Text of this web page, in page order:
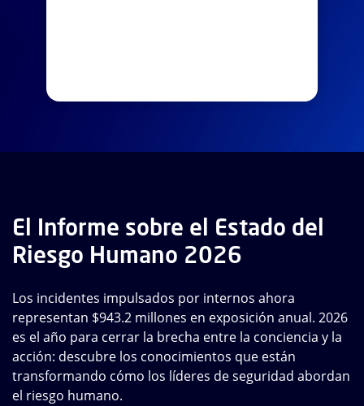
El Informe sobre el Estado del
Riesgo Humano 2026
Los incidentes impulsados por internos ahora
representan $943.2 millones en exposición anual. 2026
es el año para cerrar la brecha entre la conciencia y la
acción: descubre los conocimientos que están
transformando cómo los líderes de seguridad abordan
el riesgo humano.